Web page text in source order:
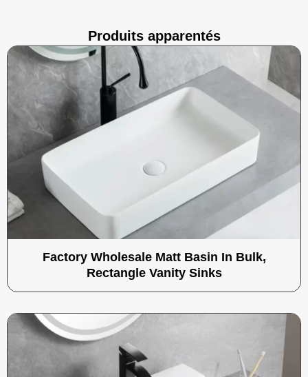
Produits apparentés
Factory Wholesale Matt Basin In Bulk,
Rectangle Vanity Sinks